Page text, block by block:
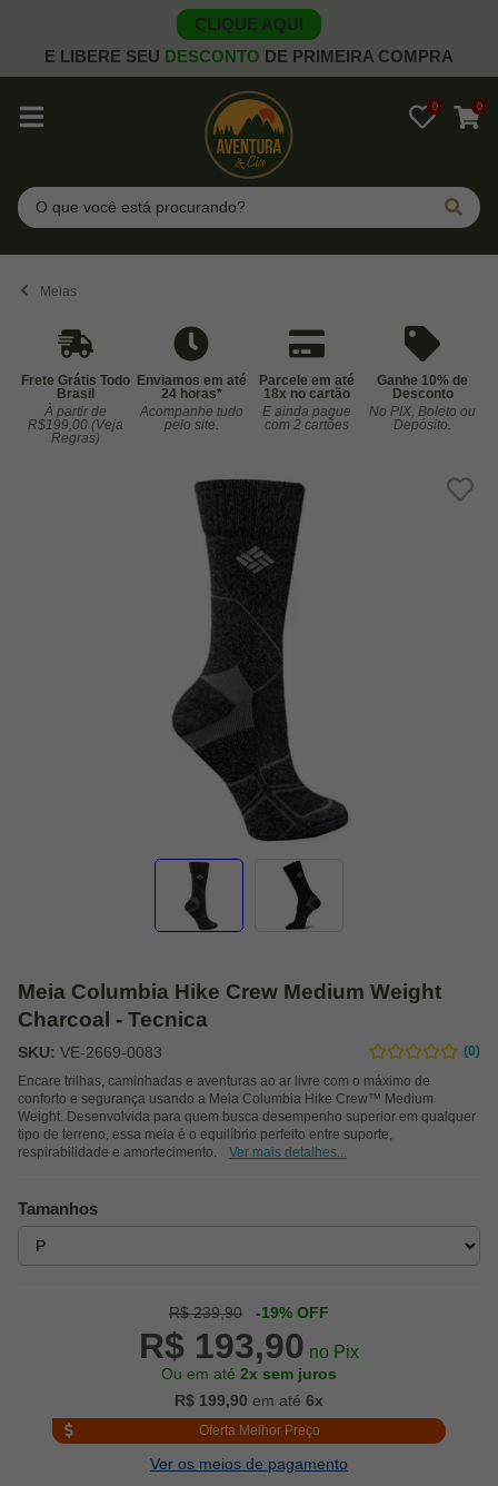
CLIQUE AQUI
E LIBERE SEU DESCONTO DE PRIMEIRA COMPRA
0 0
Pesquisar
Meias
Frete Grátis Todo
Brasil
À partir de
R$199,00 (Veja
Regras)
Enviamos em até
24 horas*
Acompanhe tudo
pelo site.
Parcele em até
18x no cartão
E ainda pague
com 2 cartões
Ganhe 10% de
Desconto
No PIX, Boleto ou
Depósito.
Meia Columbia Hike Crew Medium Weight
Charcoal - Tecnica
SKU: VE-2669-0083
(0)
Encare trilhas, caminhadas e aventuras ao ar livre com o máximo de
conforto e segurança usando a Meia Columbia Hike Crew™ Medium
Weight. Desenvolvida para quem busca desempenho superior em qualquer
tipo de terreno, essa meia é o equilíbrio perfeito entre suporte,
respirabilidade e amortecimento.
Ver mais detalhes...
Tamanhos
R$ 239,90 -19% OFF
R$ 193,90 no Pix
Ou em até 2x sem juros
R$ 199,90 em até 6x
Oferta Melhor Preço
Ver os meios de pagamento